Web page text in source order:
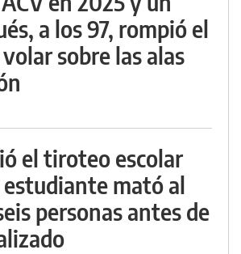
a los 97, rompió el
sobre las alas
el tiroteo escolar
mató al
personas antes de